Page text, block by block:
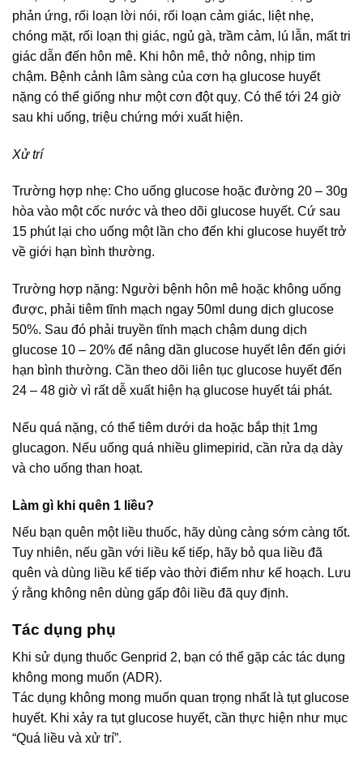
phản ứng, rối loạn lời nói, rối loạn cảm giác, liệt nhẹ,
chóng mặt, rối loạn thị giác, ngủ gà, trầm cảm, lú lẫn, mất tri
giác dẫn đến hôn mê. Khi hôn mê, thở nông, nhịp tim
chậm. Bệnh cảnh lâm sàng của cơn hạ glucose huyết
nặng có thể giống như một cơn đột quỵ. Có thể tới 24 giờ
sau khi uống, triệu chứng mới xuất hiện.
Xử trí
Trường hợp nhẹ: Cho uống glucose hoặc đường 20 – 30g
hòa vào một cốc nước và theo dõi glucose huyết. Cứ sau
15 phút lại cho uống một lần cho đến khi glucose huyết trở
về giới hạn bình thường.
Trường hợp nặng: Người bệnh hôn mê hoặc không uống
được, phải tiêm tĩnh mạch ngay 50ml dung dịch glucose
50%. Sau đó phải truyền tĩnh mạch chậm dung dịch
glucose 10 – 20% để nâng dần glucose huyết lên đến giới
hạn bình thường. Cần theo dõi liên tục glucose huyết đến
24 – 48 giờ vì rất dễ xuất hiện hạ glucose huyết tái phát.
Nếu quá nặng, có thể tiêm dưới da hoặc bắp thịt 1mg
glucagon. Nếu uống quá nhiều glimepirid, cần rửa dạ dày
và cho uống than hoạt.
Làm gì khi quên 1 liều?
Nếu bạn quên một liều thuốc, hãy dùng càng sớm càng tốt.
Tuy nhiên, nếu gần với liều kế tiếp, hãy bỏ qua liều đã
quên và dùng liều kế tiếp vào thời điểm như kế hoạch. Lưu
ý rằng không nên dùng gấp đôi liều đã quy định.
Tác dụng phụ
Khi sử dụng thuốc Genprid 2, bạn có thể gặp các tác dụng
không mong muốn (ADR).
Tác dụng không mong muốn quan trọng nhất là tụt glucose
huyết. Khi xảy ra tụt glucose huyết, cần thực hiện như mục
“Quá liều và xử trí”.